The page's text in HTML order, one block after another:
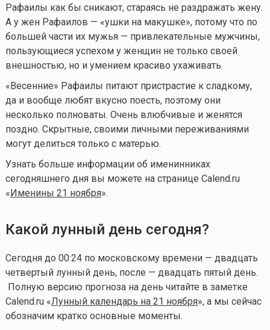
Рафаилы как бы сникают, стараясь не раздражать жену.
А у жен Рафаилов — «ушки на макушке», потому что по
большей части их мужья — привлекательные мужчины,
пользующиеся успехом у женщин не только своей
внешностью, но и умением красиво ухаживать.
«Весенние» Рафаилы питают пристрастие к сладкому,
да и вообще любят вкусно поесть, поэтому они
несколько полноваты. Очень влюбчивые и женятся
поздно. Скрытные, своими личными переживаниями
могут делиться только с матерью.
Узнать больше информации об именинниках
сегодняшнего дня вы можете на странице Calend.ru
«Именины 21 ноября».
Какой лунный день сегодня?
Сегодня до 00:24 по московскому времени — двадцать
четвертый лунный день, после — двадцать пятый день.
Полную версию прогноза на день читайте в заметке
Calend.ru «Лунный календарь на 21 ноября», а мы сейчас
обозначим кратко основные моменты.